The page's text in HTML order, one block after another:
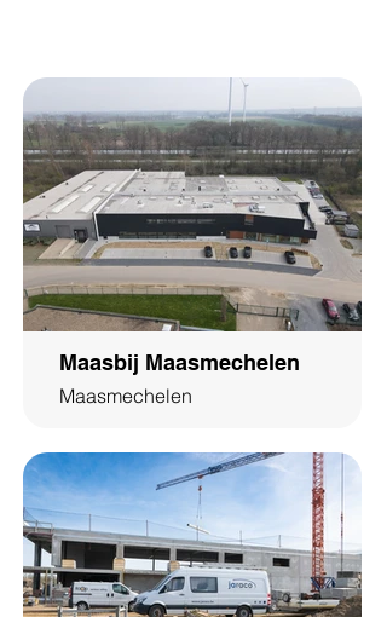
Maasbij Maasmechelen
Maasmechelen